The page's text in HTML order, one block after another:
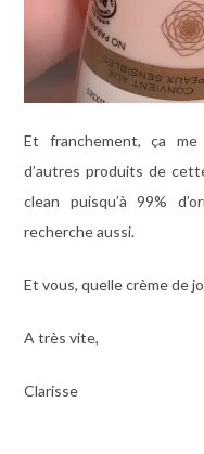
Et franchement, ça
d’autres produits de
clean puisqu’à 99%
recherche aussi.
Et vous, quelle crème de
A très vite,
Clarisse